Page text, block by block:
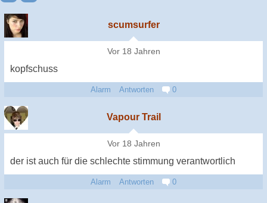
scumsurfer
Vor 18 Jahren
kopfschuss
Alarm Antworten 0
Vapour Trail
Vor 18 Jahren
der ist auch für die schlechte stimmung verantwortlich
Alarm Antworten 0